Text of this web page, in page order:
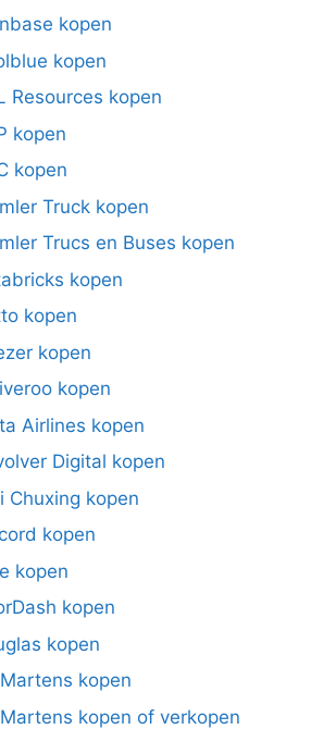
kopen
kopen
Resources kopen
kopen
kopen
Truck kopen
Trucs en Buses kopen
kopen
kopen
kopen
kopen
Airlines kopen
Digital kopen
Chuxing kopen
kopen
kopen
kopen
kopen
kopen
kopen of verkopen